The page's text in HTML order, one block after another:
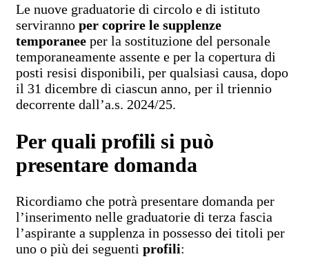
Le nuove graduatorie di circolo e di istituto
serviranno per coprire le supplenze
temporanee per la sostituzione del personale
temporaneamente assente e per la copertura di
posti resisi disponibili, per qualsiasi causa, dopo
il 31 dicembre di ciascun anno, per il triennio
decorrente dall’a.s. 2024/25.
Per quali profili si può
presentare domanda
Ricordiamo che potrà presentare domanda per
l’inserimento nelle graduatorie di terza fascia
l’aspirante a supplenza in possesso dei titoli per
uno o più dei seguenti profili: